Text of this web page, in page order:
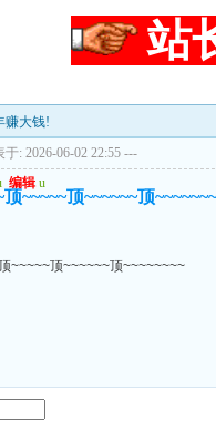
站
赚大钱!
于: 2026-06-02 22:55 ---
编辑 u
顶~~~~~顶~~~~~~顶
~~~~~顶~~~~~~顶~~~~~~~~